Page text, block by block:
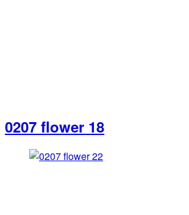
0207 flower 18